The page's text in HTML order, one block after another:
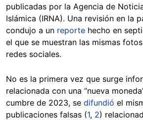
publicadas por la Agencia de
Islámica (IRNA). Una revisión en la
condujo a un reporte hecho en
el que se muestran las mismas
redes sociales.
No es la primera vez que surge
relacionada con una “nueva
cumbre de 2023, se difundió el
publicaciones falsas (1, 2)